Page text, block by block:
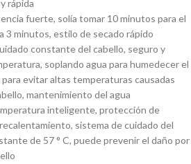
rápida
fuerte, solía tomar 10 minutos para el
3 minutos, estilo de secado rápido
constante del cabello, seguro y
soplando agua para humedecer el
evitar altas temperaturas causadas
mantenimiento del agua
inteligente, protección de
sistema de cuidado del
de 57 ° C, puede prevenir el daño por